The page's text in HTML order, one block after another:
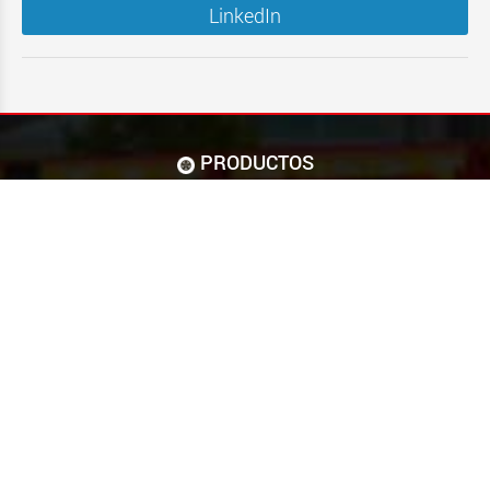
LinkedIn
PRODUCTOS